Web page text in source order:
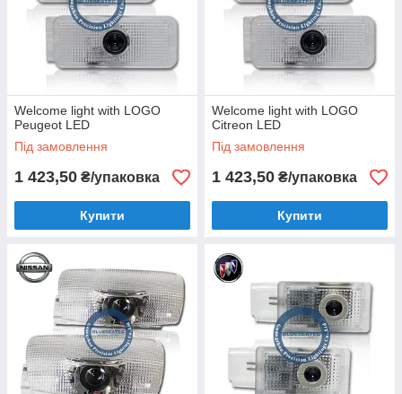
Welcome light with LOGO
Peugeot LED
Під замовлення
1 423,50 ₴/упаковка
Купити
Welcome light with LOGO
Citreon LED
Під замовлення
1 423,50 ₴/упаковка
Купити